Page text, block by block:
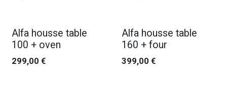
Alfa housse table
100 + oven
299,00 €
Alfa housse table
160 + four
399,00 €